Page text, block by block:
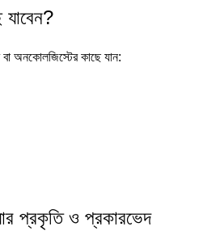
অনকোলজিস্টের কাছে যান:
প্রকৃতি ও প্রকারভেদ